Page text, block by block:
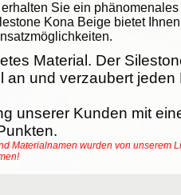
Sie ein phänomenales
Kona Beige bietet Ihnen
Material. Der
an und verzaubert jeden
unserer Kunden mit
Materialnamen wurden von unserem